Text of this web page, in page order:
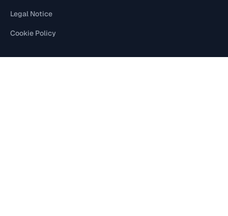
Legal Notice
Cookie Policy